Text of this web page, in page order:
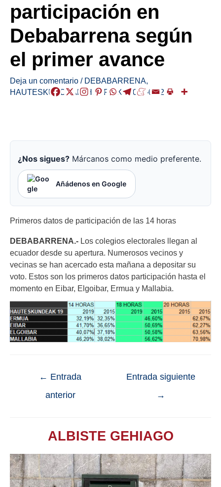
participación en
Debabarrena según
el primer avance
Deja un comentario / DEBABARRENA,
HAUTESKUNDEAK,HERRIAK/2019-05-26
¿Nos sigues? Márcanos como medio preferente.
Añádenos en Google
Primeros datos de participación de las 14 horas
DEBABARRENA.- Los colegios electorales llegan al
ecuador desde su apertura. Numerosos vecinos y
vecinas se han acercado esta mañana a depositar su
voto. Estos son los primeros datos participación hasta el
momento en Eibar, Elgoibar, Ermua y Mallabia.
← Entrada
anterior
Entrada siguiente
→
ALBISTE GEHIAGO